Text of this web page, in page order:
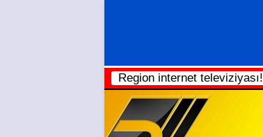
Region internet televiziyası!